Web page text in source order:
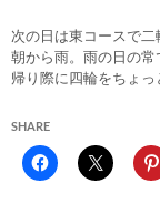
次の日は東コースで二
朝から雨。雨の日の常
帰り際に四輪をちょっ
SHARE